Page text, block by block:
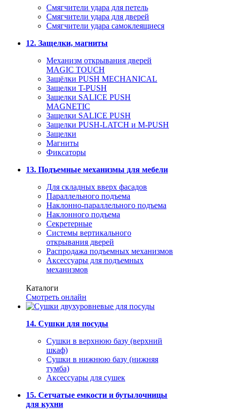
Смягчители удара для петель
Смягчители удара для дверей
Cмягчители удара самоклеящиеся
12. Защелки, магниты
Механизм открывания дверей
MAGIC TOUCH
Защёлки PUSH MECHANICAL
Защелки T-PUSH
Защелки SALICE PUSH
MAGNETIC
Защелки SALICE PUSH
Защелки PUSH-LATCH и M-PUSH
Защелки
Магниты
Фиксаторы
13. Подъемные механизмы для мебели
Для складных вверх фасадов
Параллельного подъема
Наклонно-параллельного подъема
Наклонного подъема
Секретерные
Системы вертикального
открывания дверей
Распродажа подъемных механизмов
Аксессуары для подъемных
механизмов
Каталоги
Смотреть онлайн
14. Сушки для посуды
Сушки в верхнюю базу (верхний
шкаф)
Сушки в нижнюю базу (нижняя
тумба)
Аксессуары для сушек
15. Сетчатые емкости и бутылочницы
для кухни